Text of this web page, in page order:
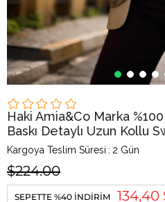
Haki Amia&Co Marka
Baskı Detaylı Uzun Kollu
Kargoya Teslim Süresi : 2 Gün
$224.00
SEPETTE %40 İNDIRIM 134,40